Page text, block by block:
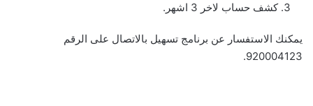
كشف حساب لاخر 3 اشهر.
يمكنك الاستفسار عن برنامج تسهيل بالاتصال على الرقم
920004123.